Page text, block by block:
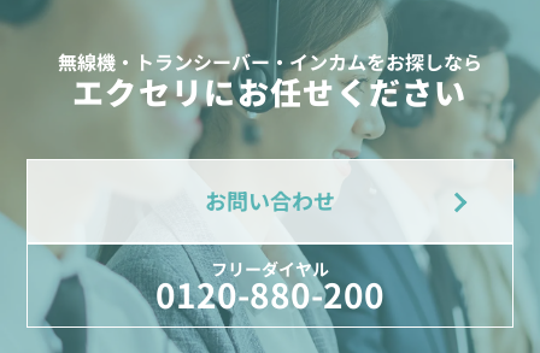
無線機・トランシーバー・インカムをお探しなら
エクセリにお任せください
お問い合わせ
フリーダイヤル
0120-880-200